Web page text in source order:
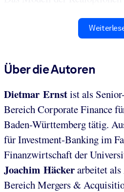
Über die Autoren
Dietmar Ernstist als
Bereich Corporate Finance
Baden-Württemberg tätig.
für Investment-Banking im
Finanzwirtschaft der
Joachim Häckerarbeitet
Bereich Mergers &